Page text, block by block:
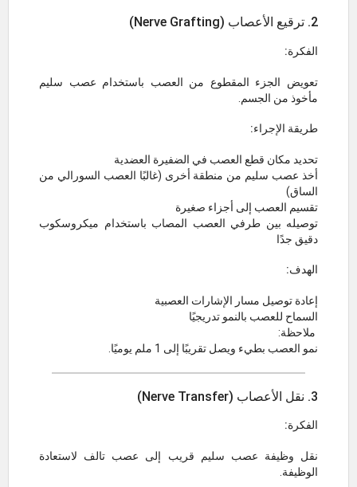
2. ترقيع الأعصاب (Nerve Grafting)
الفكرة:
تعويض الجزء المقطوع من العصب باستخدام عصب سليم
مأخوذ من الجسم.
طريقة الإجراء:
تحديد مكان قطع العصب في الضفيرة العضدية
أخذ عصب سليم من منطقة أخرى (غالبًا العصب السورالي من
الساق)
تقسيم العصب إلى أجزاء صغيرة
توصيله بين طرفي العصب المصاب باستخدام ميكروسكوب
دقيق جدًا
الهدف:
إعادة توصيل مسار الإشارات العصبية
السماح للعصب بالنمو تدريجيًا
ملاحظة:
نمو العصب بطيء ويصل تقريبًا إلى 1 ملم يوميًا.
3. نقل الأعصاب (Nerve Transfer)
الفكرة:
نقل وظيفة عصب سليم قريب إلى عصب تالف لاستعادة
الوظيفة.